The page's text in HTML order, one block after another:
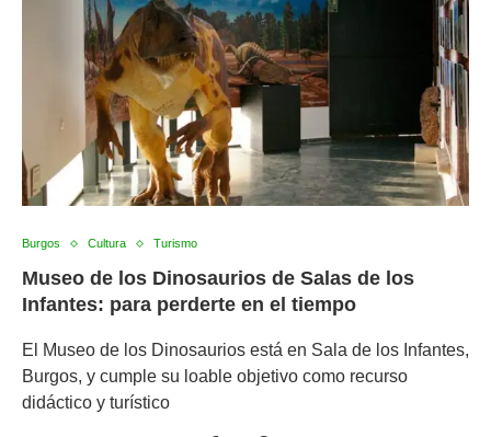
Burgos Cultura Turismo
Museo de los Dinosaurios de Salas de los
Infantes: para perderte en el tiempo
El Museo de los Dinosaurios está en Sala de los Infantes,
Burgos, y cumple su loable objetivo como recurso
didáctico y turístico